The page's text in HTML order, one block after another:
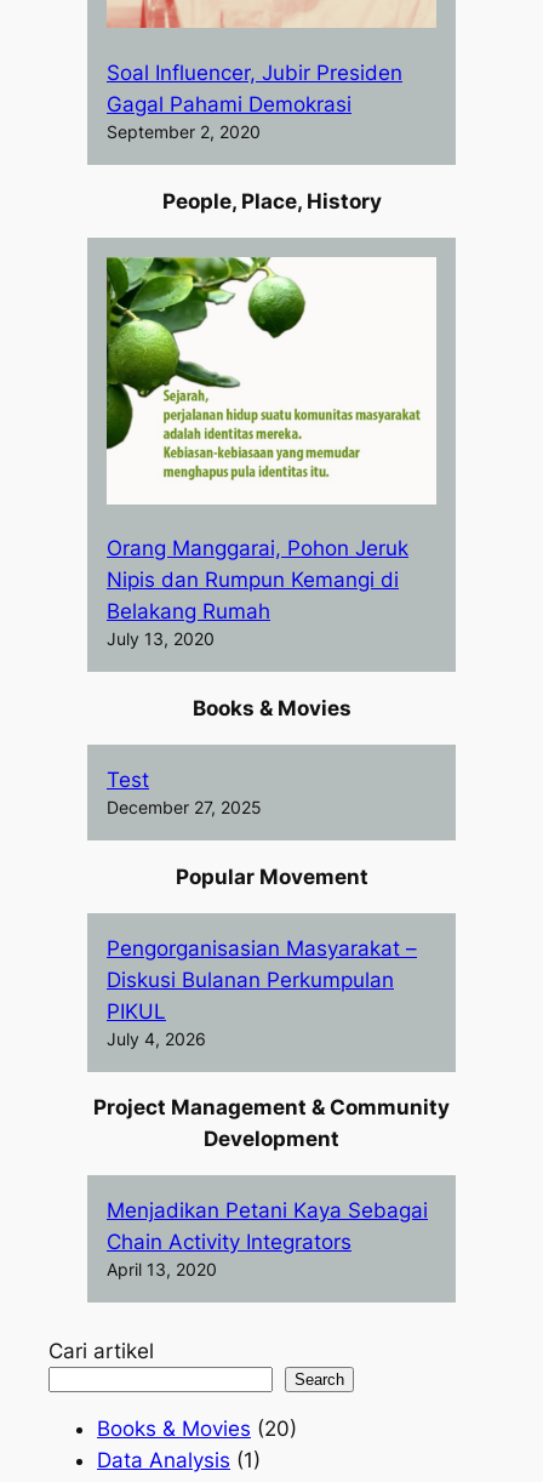
Soal Influencer, Jubir Presiden
Gagal Pahami Demokrasi
September 2, 2020
People, Place, History
Orang Manggarai, Pohon Jeruk
Nipis dan Rumpun Kemangi di
Belakang Rumah
July 13, 2020
Books & Movies
Test
December 27, 2025
Popular Movement
Pengorganisasian Masyarakat –
Diskusi Bulanan Perkumpulan
PIKUL
July 4, 2026
Project Management & Community
Development
Menjadikan Petani Kaya Sebagai
Chain Activity Integrators
April 13, 2020
Cari artikel
Search
Books & Movies (20)
Data Analysis (1)